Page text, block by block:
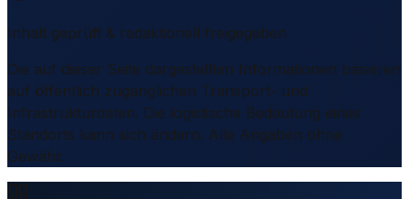
Inhalt geprüft & redaktionell freigegeben
Die auf dieser Seite dargestellten Informationen basieren
auf öffentlich zugänglichen Transport- und
Infrastrukturdaten. Die logistische Bedeutung eines
Standorts kann sich ändern. Alle Angaben ohne
Gewähr.